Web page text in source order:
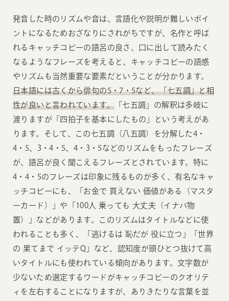
発音した時のリズムや音は、言語化や説明が難しいポイ
ントになるためおざなりにされがちですが、名作と呼ば
れるキャッチコピーの語呂の良さ、口に出して読みたく
なるようなフレーズを考えると、キャッチコピーの語感
やリズムも当然重要な要素だということが分かります。
日本語には古くから俳句の5・7・5など、「七五調」と相
性が良いと言われています。「七五調」の解釈は多岐に
渡りますが「四拍子を基本にしたもの」という考えがあ
ります。そして、この七五調（八五調）を分解した4・
4・5、3・4・5、4・3・5などのリズムをもったフレーズ
が、語呂が良く聞こえるフレーズとされています。特に
4・4・5のフレーズは印象に残るものが多く、有名なキャ
ッチコピーにも、「お金で 買えない 価値がある（マスタ
ーカード）」や「100人 乗っても 大丈夫（イナバ物
置）」などがあります。このリズムはタイトルなどに使
われることも多く、「逃げるは 恥だが 役に立つ」「世界
の 果てまで イッテQ」など、認知度が頭ひとつ抜けて高
いタイトルにも使われている傾向があります。文字数が
少ないため選定するワードがキャッチコピーのクオリテ
ィを左右することになりますが、ありきたりな言葉を並